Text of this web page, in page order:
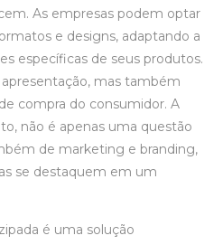
As empresas podem optar
e designs, adaptando a
específicas de seus produtos.
mas também
compra do consumidor. A
não é apenas uma questão
de marketing e branding,
se destaquem em um
é uma solução